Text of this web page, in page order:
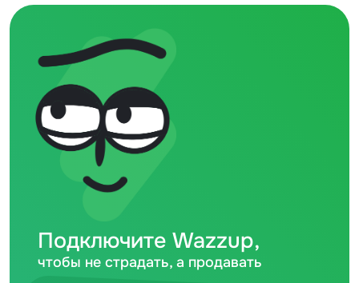
Подключите Wazzup,
чтобы не страдать, а продавать